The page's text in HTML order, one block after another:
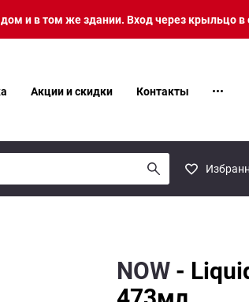
и в том же здании. Вход через крыльцо
Акции и скидки Контакты
NOW-